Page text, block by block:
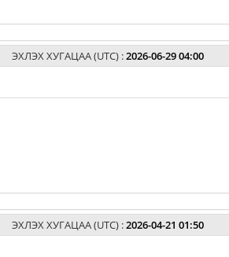
ЭХЛЭХ ХУГАЦАА (UTC) :2026-06-29 04:00
ЭХЛЭХ ХУГАЦАА (UTC) :2026-04-21 01:50